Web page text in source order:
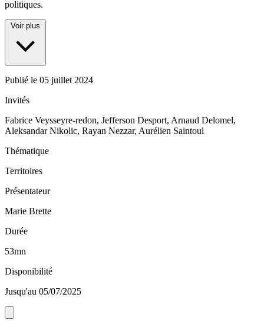
politiques.
Voir plus
Publié le 05 juillet 2024
Invités
Fabrice Veysseyre-redon, Jefferson Desport, Arnaud Delomel,
Aleksandar Nikolic, Rayan Nezzar, Aurélien Saintoul
Thématique
Territoires
Présentateur
Marie Brette
Durée
53mn
Disponibilité
Jusqu'au 05/07/2025